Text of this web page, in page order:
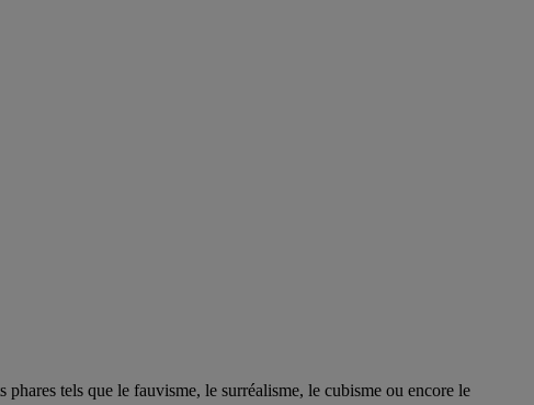
tels que le fauvisme, le surréalisme, le cubisme ou encore le